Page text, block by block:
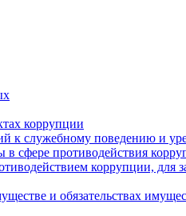
коррупции
к служебному поведению и
сфере противодействия
коррупции, для
и обязательствах